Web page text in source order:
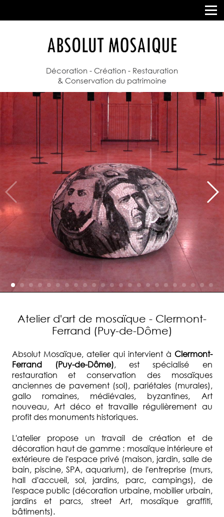
Décoration - Création - Restauration
& Conservation du patrimoine
Atelier d'art de mosaïque - Clermont-
Ferrand (Puy-de-Dôme)
Absolut Mosaïque, atelier qui intervient à Clermont-
Ferrand (Puy-de-Dôme), est spécialisé en
restauration et conservation des mosaïques
anciennes de pavement (sol), pariétales (murales),
gallo romaines, médiévales, byzantines, Art
nouveau, Art déco et travaille régulièrement au
profit des monuments historiques.
L'atelier propose un travail de création et de
décoration haut de gamme : mosaïque intérieure et
extérieure de l'espace privé (maison, jardin, salle de
bain, piscine, SPA, aquarium), de l'entreprise (murs,
hall d'accueil, sol, jardins, parc, campings), de
l'espace public (décoration urbaine, mobilier urbain,
jardins et parcs, street Art, mosaïque graffiti,
bâtiments).